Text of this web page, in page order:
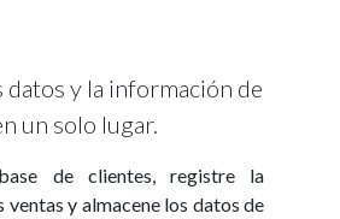
datos y la información de
un solo lugar.
de clientes, registre la
ventas y almacene los datos de